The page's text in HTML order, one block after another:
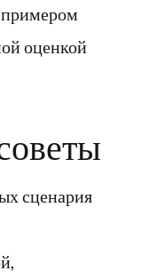
оценкой
сценария